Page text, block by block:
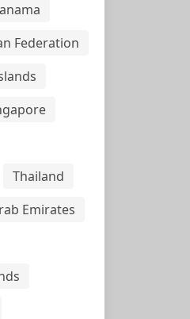
Federation
Thailand
Emirates